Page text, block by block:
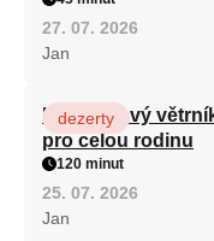
27. 07. 2026
Jan
Karamelový
pro celou rodinu
dezerty
120 minut
25. 07. 2026
Jan